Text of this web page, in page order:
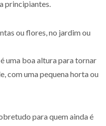
principiantes.
ou flores, no jardim ou
uma boa altura para tornar
com uma pequena horta ou
para quem ainda é